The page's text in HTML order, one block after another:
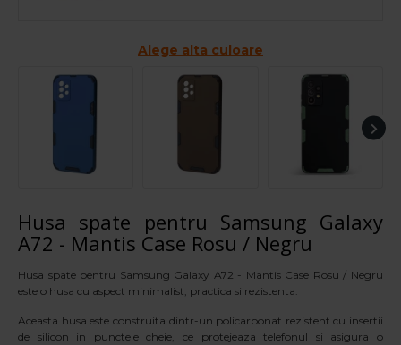
Alege alta culoare
Husa spate pentru Samsung Galaxy
A72 - Mantis Case Rosu / Negru
Husa spate pentru Samsung Galaxy A72 - Mantis Case Rosu / Negru
este o husa cu aspect minimalist, practica si rezistenta.
Aceasta husa este construita dintr-un policarbonat rezistent cu insertii
de silicon in punctele cheie, ce protejeaza telefonul si asigura o